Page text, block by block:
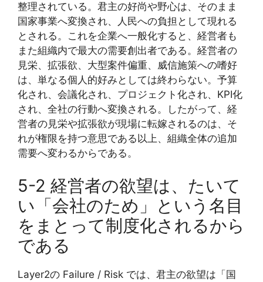
整理されている。君主の好尚や野心は、そのまま
国家事業へ変換され、人民への負担として現れる
とされる。これを企業へ一般化すると、経営者も
また組織内で最大の需要創出者である。経営者の
見栄、拡張欲、大型案件偏重、威信施策への嗜好
は、単なる個人的好みとしては終わらない。予算
化され、会議化され、プロジェクト化され、KPI化
され、全社の行動へ変換される。したがって、経
営者の見栄や拡張欲が現場に転嫁されるのは、そ
れが権限を持つ意思である以上、組織全体の追加
需要へ変わるからである。
5-2 経営者の欲望は、たいて
い「会社のため」という名目
をまとって制度化されるから
である
Layer2の Failure / Risk では、君主の欲望は「国